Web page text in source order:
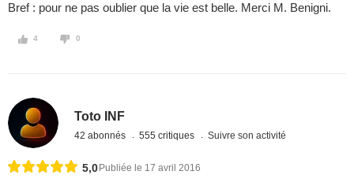
Bref : pour ne pas oublier que la vie est belle. Merci M. Benigni.
4 0
Toto INF
42 abonnés 555 critiques Suivre son activité
5,0 Publiée le 17 avril 2016